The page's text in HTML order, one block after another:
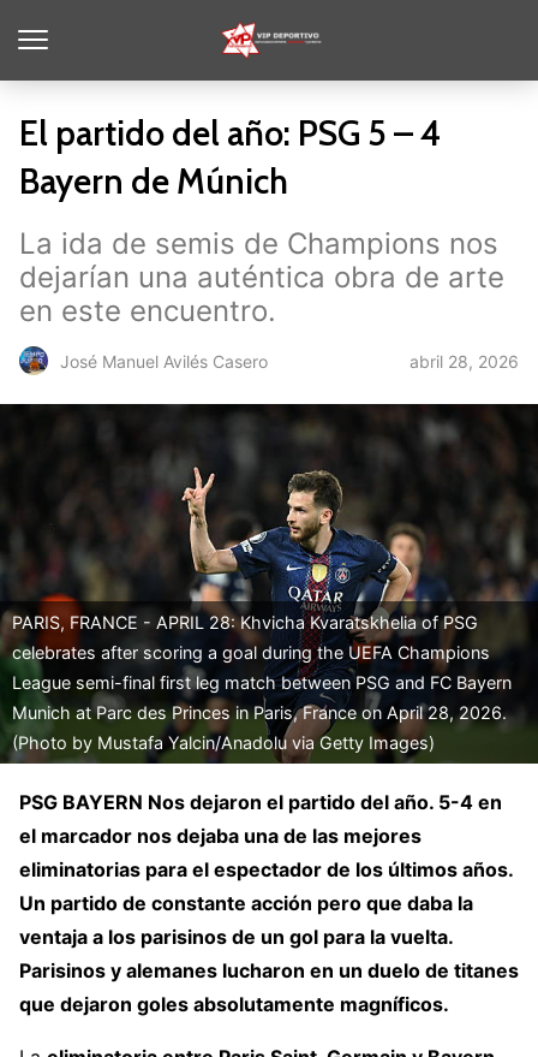
El partido del año: PSG 5 – 4
Bayern de Múnich
La ida de semis de Champions nos
dejarían una auténtica obra de arte
en este encuentro.
José Manuel Avilés Casero abril 28, 2026
PARIS, FRANCE - APRIL 28: Khvicha Kvaratskhelia of PSG
celebrates after scoring a goal during the UEFA Champions
League semi-final first leg match between PSG and FC Bayern
Munich at Parc des Princes in Paris, France on April 28, 2026.
(Photo by Mustafa Yalcin/Anadolu via Getty Images)
PSG BAYERN Nos dejaron el partido del año. 5-4 en
el marcador nos dejaba una de las mejores
eliminatorias para el espectador de los últimos años.
Un partido de constante acción pero que daba la
ventaja a los parisinos de un gol para la vuelta.
Parisinos y alemanes lucharon en un duelo de titanes
que dejaron goles absolutamente magníficos.